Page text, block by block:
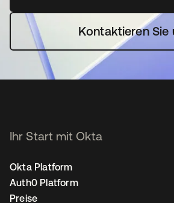
Kontaktieren Sie
Ihr Start mit Okta
Okta Platform
Auth0 Platform
Preise